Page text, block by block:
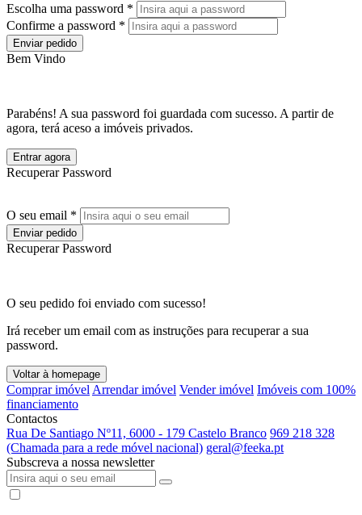
Escolha uma password *
Confirme a password *
Enviar pedido
Bem Vindo
Parabéns! A sua password foi guardada com sucesso. A partir de
agora, terá aceso a imóveis privados.
Entrar agora
Recuperar Password
O seu email *
Enviar pedido
Recuperar Password
O seu pedido foi enviado com sucesso!
Irá receber um email com as instruções para recuperar a sua
password.
Voltar à homepage
Comprar imóvel Arrendar imóvel Vender imóvel Imóveis com 100%
financiamento
Contactos
Rua De Santiago Nº11, 6000 - 179 Castelo Branco 969 218 328
(Chamada para a rede móvel nacional) geral@feeka.pt
Subscreva a nossa newsletter